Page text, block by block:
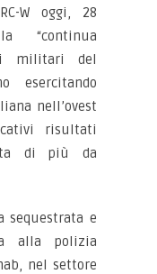
W oggi, 28
“continua
i militari del
esercitando
nell’ovest
risultati
di più da
sequestrata e
alla polizia
nel settore